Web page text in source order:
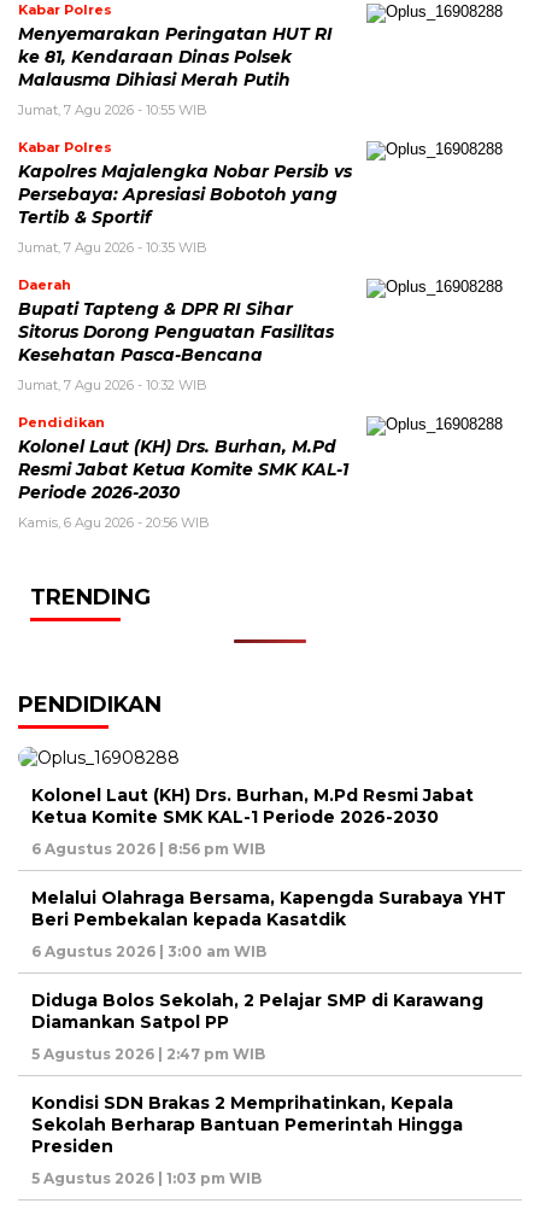
Kabar Polres
Menyemarakan Peringatan HUT RI
ke 81, Kendaraan Dinas Polsek
Malausma Dihiasi Merah Putih
Jumat, 7 Agu 2026 - 10:55 WIB
Kabar Polres
Kapolres Majalengka Nobar Persib vs
Persebaya: Apresiasi Bobotoh yang
Tertib & Sportif
Jumat, 7 Agu 2026 - 10:35 WIB
Daerah
Bupati Tapteng & DPR RI Sihar
Sitorus Dorong Penguatan Fasilitas
Kesehatan Pasca-Bencana
Jumat, 7 Agu 2026 - 10:32 WIB
Pendidikan
Kolonel Laut (KH) Drs. Burhan, M.Pd
Resmi Jabat Ketua Komite SMK KAL-1
Periode 2026-2030
Kamis, 6 Agu 2026 - 20:56 WIB
TRENDING
PENDIDIKAN
Kolonel Laut (KH) Drs. Burhan, M.Pd Resmi Jabat
Ketua Komite SMK KAL-1 Periode 2026-2030
6 Agustus 2026 | 8:56 pm WIB
Melalui Olahraga Bersama, Kapengda Surabaya YHT
Beri Pembekalan kepada Kasatdik
6 Agustus 2026 | 3:00 am WIB
Diduga Bolos Sekolah, 2 Pelajar SMP di Karawang
Diamankan Satpol PP
5 Agustus 2026 | 2:47 pm WIB
Kondisi SDN Brakas 2 Memprihatinkan, Kepala
Sekolah Berharap Bantuan Pemerintah Hingga
Presiden
5 Agustus 2026 | 1:03 pm WIB